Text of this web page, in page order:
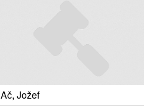
Ač, Jožef